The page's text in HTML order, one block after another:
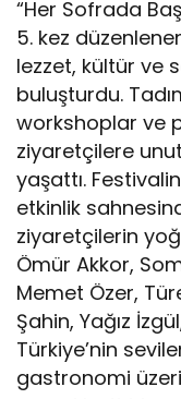
“Her Sofrada
5. kez
lezzet, kültür ve
buluşturdu.
workshoplar ve
ziyaretçilere
yaşattı.
etkinlik
ziyaretçilerin
Ömür Akkor,
Memet Özer,
Şahin, Yağız
Türkiye’nin
gastronomi